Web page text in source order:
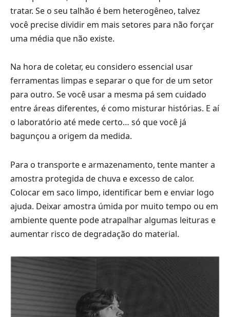
tratar. Se o seu talhão é bem heterogêneo, talvez
você precise dividir em mais setores para não forçar
uma média que não existe.
Na hora de coletar, eu considero essencial usar
ferramentas limpas e separar o que for de um setor
para outro. Se você usar a mesma pá sem cuidado
entre áreas diferentes, é como misturar histórias. E aí
o laboratório até mede certo… só que você já
bagunçou a origem da medida.
Para o transporte e armazenamento, tente manter a
amostra protegida de chuva e excesso de calor.
Colocar em saco limpo, identificar bem e enviar logo
ajuda. Deixar amostra úmida por muito tempo ou em
ambiente quente pode atrapalhar algumas leituras e
aumentar risco de degradação do material.